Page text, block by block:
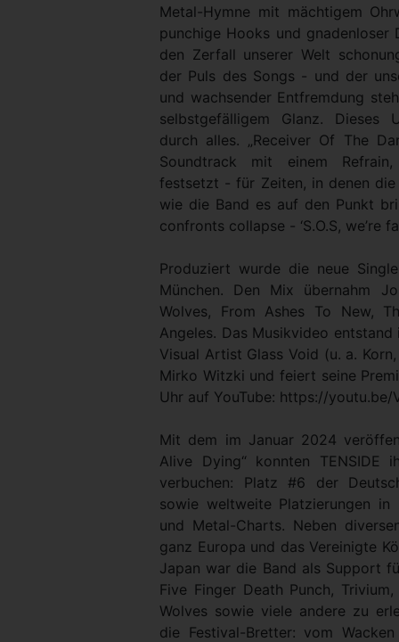
Metal-Hymne mit mächtigem
punchige Hooks und
den Zerfall unserer Welt
der Puls des Songs - und der
und wachsender Entfremdung
selbstgefälligem Glanz. Dieses
durch alles. „Receiver Of The
Soundtrack mit einem
festsetzt - für Zeiten, in denen die
wie die Band es auf den Punkt
confronts collapse - ‘S.O.S, we’re
Produziert wurde die neue
München. Den Mix übernahm
Wolves, From Ashes To New,
Angeles. Das Musikvideo
Visual Artist Glass Void (u. a.
Mirko Witzki und feiert seine
Uhr auf YouTube: https://youtu.be/
Mit dem im Januar 2024
Alive Dying“ konnten TENSIDE
verbuchen: Platz #6 der
sowie weltweite Platzierungen in
und Metal-Charts. Neben
ganz Europa und das Vereinigte
Japan war die Band als Support
Five Finger Death Punch,
Wolves sowie viele andere zu
die Festival-Bretter: vom